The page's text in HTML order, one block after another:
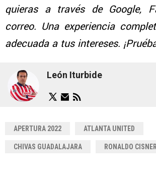
quieras a través de Google,
correo. Una experiencia
adecuada a tus intereses.
León Iturbide
APERTURA 2022 ATLANTA UNITED
CHIVAS GUADALAJARA RONALDO